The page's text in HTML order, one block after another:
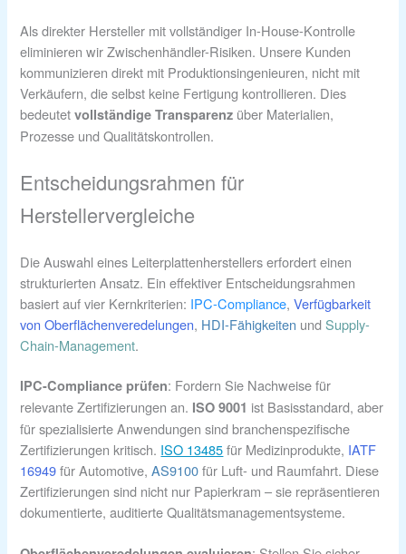
Als direkter Hersteller mit vollständiger In-House-Kontrolle
eliminieren wir Zwischenhändler-Risiken. Unsere Kunden
kommunizieren direkt mit Produktionsingenieuren, nicht mit
Verkäufern, die selbst keine Fertigung kontrollieren. Dies
bedeutetvollständige Transparenz über Materialien,
Prozesse und Qualitätskontrollen.
Entscheidungsrahmen für
Herstellervergleiche
Die Auswahl eines Leiterplattenherstellers erfordert einen
strukturierten Ansatz. Ein effektiver Entscheidungsrahmen
basiert auf vier Kernkriterien: IPC-Compliance,Verfügbarkeit
von Oberflächenveredelungen, HDI-Fähigkeiten undSupply-
Chain-Management.
IPC-Compliance prüfen: Fordern Sie Nachweise für
relevante Zertifizierungen an. ISO 9001 ist Basisstandard, aber
für spezialisierte Anwendungen sind branchenspezifische
Zertifizierungen kritisch. ISO 13485für Medizinprodukte, IATF
16949für Automotive,AS9100für Luft- und Raumfahrt. Diese
Zertifizierungen sind nicht nur Papierkram – sie repräsentieren
dokumentierte, auditierte Qualitätsmanagementsysteme.